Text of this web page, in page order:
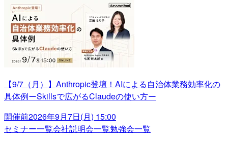
【9/7（月）】Anthropic登壇！AIによる自治体業務効率化の
具体例ーSkillsで広がるClaudeの使い方ー
開催前2026年9月7日(月) 15:00
セミナー一覧会社説明会一覧勉強会一覧